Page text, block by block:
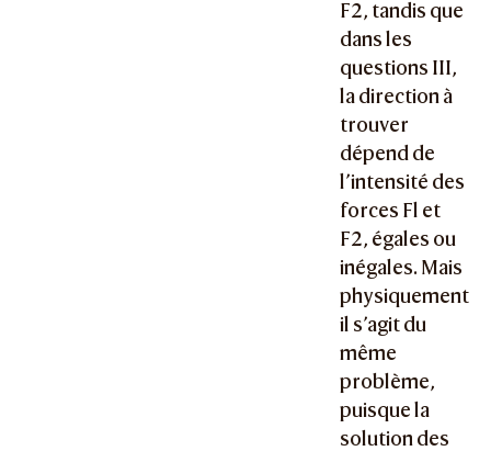
F2, tandis que
dans les
questions III,
la direction à
trouver
dépend de
l’intensité des
forces Fl et
F2, égales ou
inégales. Mais
physiquement
il s’agit du
même
problème,
puisque la
solution des